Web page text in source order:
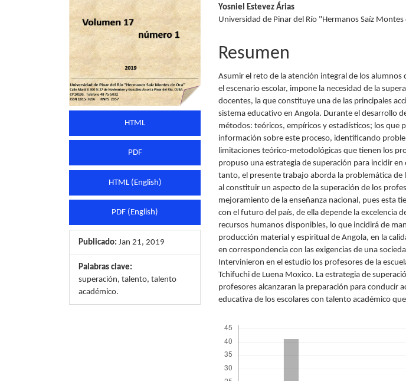
artículo
HTML
PDF
HTML (English)
PDF (English)
Publicado: Jan 21, 2019
Palabras clave:
superación, talento, talento
académico.
artículo
Yosniel Estevez Árias
Universidad de Pinar del Río "Hermanos Saíz Montes
Resumen
Asumir el reto de la atención integral de los alumnos
el escenario escolar, impone la necesidad de la
docentes, la que constituye una de las principales
sistema educativo en Angola. Durante el desarrollo
métodos: teóricos, empíricos y estadísticos; los que
información sobre este proceso, identificando
limitaciones teórico-metodológicas que tienen los
propuso una estrategia de superación para incidir
tanto, el presente trabajo aborda la problemática de
al constituir un aspecto de la superación de los
mejoramiento de la enseñanza nacional, pues esta
con el futuro del país, de ella depende la excelencia
recursos humanos disponibles, lo que incidirá de
producción material y espiritual de Angola, en la
en correspondencia con las exigencias de una
Intervinieron en el estudio los profesores de la
Tchifuchi de Luena Moxico. La estrategia de
profesores alcanzaran la preparación para conducir
educativa de los escolares con talento académico